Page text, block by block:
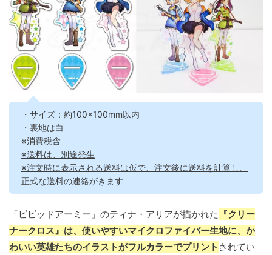
・サイズ：約100×100mm以内
・裏地は白
※消費税含
※送料は、別途発生
※注文時に表示される送料は仮で、注文後に送料を計算し、
正式な送料の連絡がきます
「ビビッドアーミー」のティナ・アリアが描かれた 『クリー
ナークロス』は、使いやすいマイクロファイバー生地に、か
わいい英雄たちのイラストがフルカラーでプリント されてい